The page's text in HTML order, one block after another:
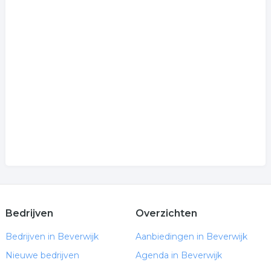
Bedrijven
Bedrijven in Beverwijk
Nieuwe bedrijven
Overzichten
Aanbiedingen in Beverwijk
Agenda in Beverwijk